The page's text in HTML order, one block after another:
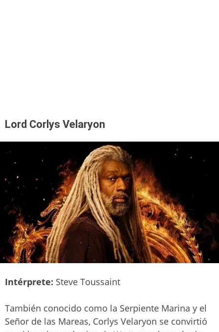
Lord Corlys Velaryon
Intérprete: Steve Toussaint
También conocido como la Serpiente Marina y el
Señor de las Mareas, Corlys Velaryon se convirtió